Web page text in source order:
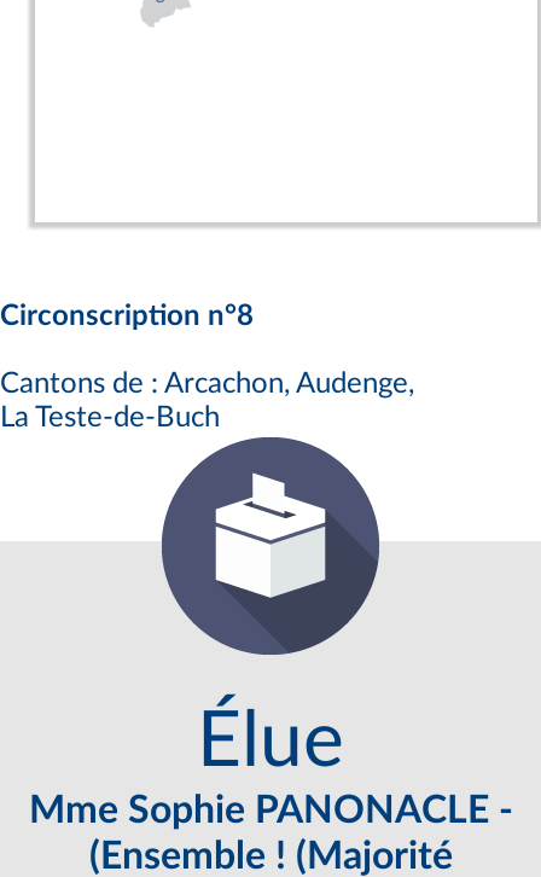
Circonscription n°8
Cantons de : Arcachon, Audenge,
La Teste-de-Buch
Élue
Mme Sophie PANONACLE -
(Ensemble ! (Majorité